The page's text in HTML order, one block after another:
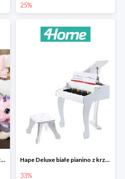
25%
4Home Dziecięca pościel bawełniana Rainbow Hape Deluxe białe pianino z krzesłem -33%
33%